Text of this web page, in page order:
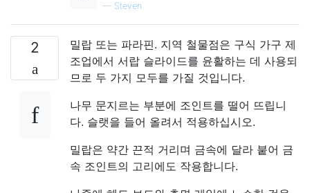
— Steven
2
밀랍 또는 파라핀. 지역 철물점은 구식 가구 제
조업에서 서랍 슬라이드를 윤활하는 데 사용되
므로 두 가지 모두를 가질 것입니다.
나무 문지르는 부분에 조인트를 떨어 뜨립니
다. 슬랫을 들어 올려서 적용하십시오.
밀랍은 약간 끈적 거리며 금속에 달라 붙어 금
속 조인트의 고리에도 작용합니다.